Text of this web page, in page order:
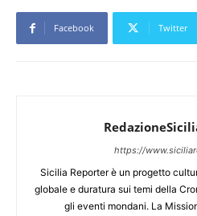
Facebook Twitter
https://
Sicilia Reporter è un progetto
globale e duratura sui temi della
gli eventi mondani. La